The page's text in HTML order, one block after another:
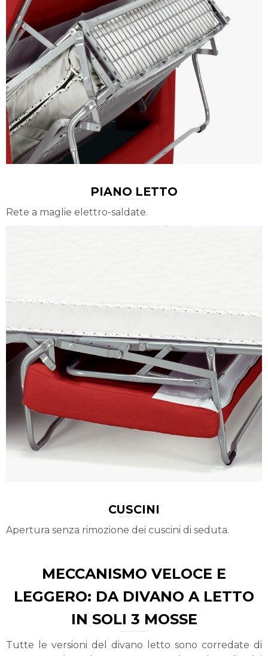
PIANO LETTO
Rete a maglie elettro-saldate.
CUSCINI
Apertura senza rimozione dei cuscini di seduta.
MECCANISMO VELOCE E
LEGGERO: DA DIVANO A LETTO
IN SOLI 3 MOSSE
Tutte le versioni del divano letto sono corredate di